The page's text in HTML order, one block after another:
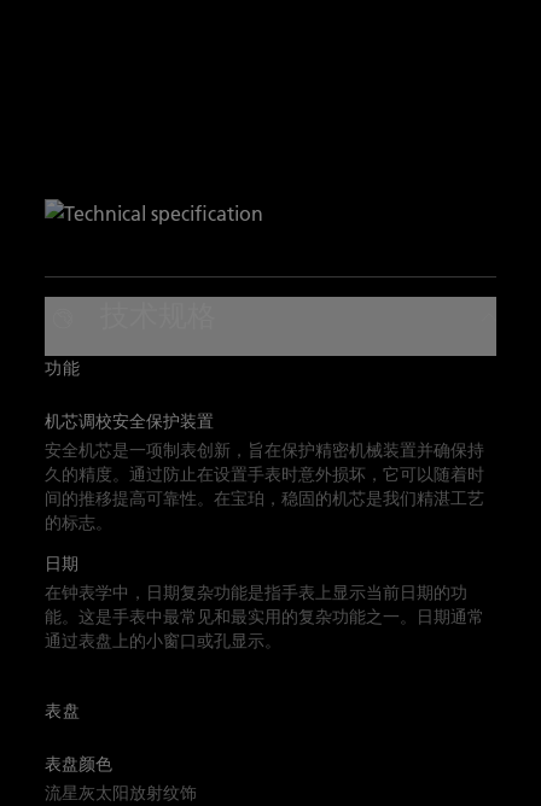
功能
机芯调校安全保护装置
安全机芯是一项制表创新，旨在保护精密机械装置并确保持
久的精度。通过防止在设置手表时意外损坏，它可以随着时
间的推移提高可靠性。在宝珀，稳固的机芯是我们精湛工艺
的标志。
日期
在钟表学中，日期复杂功能是指手表上显示当前日期的功
能。这是手表中最常见和最实用的复杂功能之一。日期通常
通过表盘上的小窗口或孔显示。
表盘
表盘颜色
流星灰太阳放射纹饰